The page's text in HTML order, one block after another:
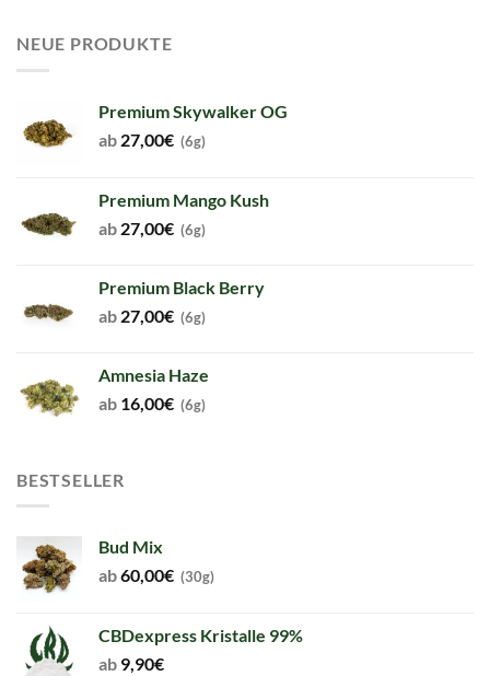
NEUE PRODUKTE
Premium Skywalker OG
ab 27,00€ (6g)
Premium Mango Kush
ab 27,00€ (6g)
Premium Black Berry
ab 27,00€ (6g)
Amnesia Haze
ab 16,00€ (6g)
BESTSELLER
Bud Mix
ab60,00€ (30g)
CBDexpress Kristalle 99%
ab 9,90€